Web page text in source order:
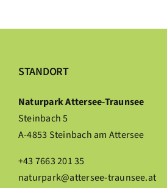
STANDORT
Naturpark Attersee-Traunsee
Steinbach 5
A-4853 Steinbach am Attersee
+43 7663 201 35
naturpark@attersee-traunsee.at